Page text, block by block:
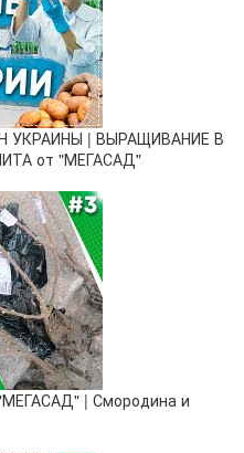
УКРАИНЫ | ВЫРАЩИВАНИЕ В
от "МЕГАСАД"
| Смородина и